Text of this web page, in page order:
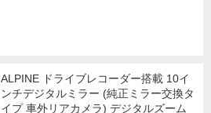
ALPINE ドライブレコーダー搭載 10イ
ンチデジタルミラー (純正ミラー交換タ
イプ 車外リアカメラ) デジタルズーム